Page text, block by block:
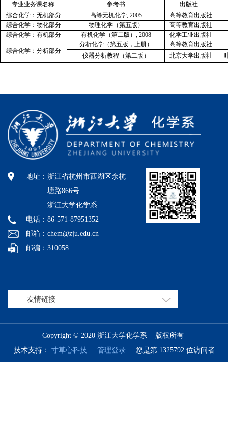
专业业务课名称 参考书
出版社
综合化学：无机部分
高等无机化学, 2005
高等教育出版社
综合化学：物化部分
物理化学（第五版）
高等教育出版社
综合化学：有机部分
有机化学（第二版） , 2008 化学工业出版社
综合化学：分析部分
分析化学（第五版，上册）
高等教育出版社
仪器分析教程（第二版）
北京大学出版社
地址： 浙江省杭州市西湖区余杭
塘路866号
浙江大学化学系
电话：86-571-87951352
邮箱：chem@zju.edu.cn
邮编：310058
Copyright © 2020 浙江大学化学系 版权所有
技术支持： 寸草心科技 管理登录 您是第 1325792 位访问者